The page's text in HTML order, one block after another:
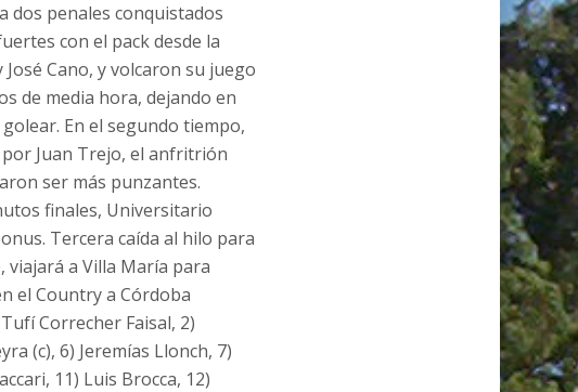
dos penales conquistados
con el pack desde la
Cano, y volcaron su juego
de media hora, dejando en
En el segundo tiempo,
Juan Trejo, el anfritrión
ser más punzantes.
finales, Universitario
Tercera caída al hilo para
viajará a Villa María para
el Country a Córdoba
Correcher Faisal, 2)
(c), 6) Jeremías Llonch, 7)
11) Luis Brocca, 12)